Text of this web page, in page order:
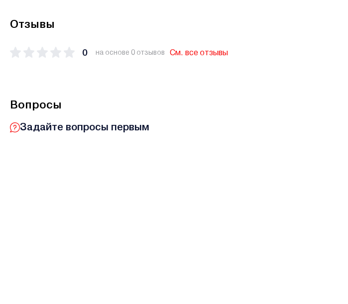
Отзывы
0 на основе 0 отзывов См. все отзывы
Вопросы
Задайте вопросы первым